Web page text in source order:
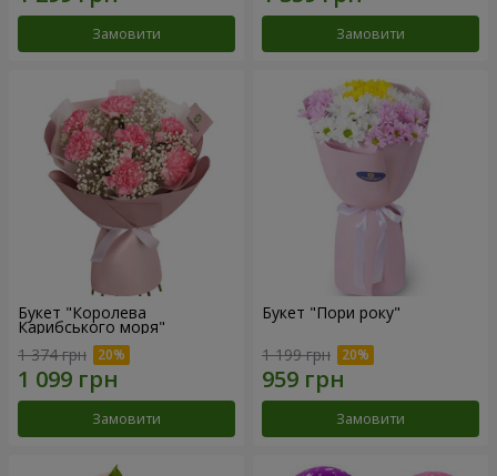
Замовити Замовити
Букет "Королева
Карибського моря"
1 374 грн
Замовити
Букет "Пори року"
1 199 грн
Замовити